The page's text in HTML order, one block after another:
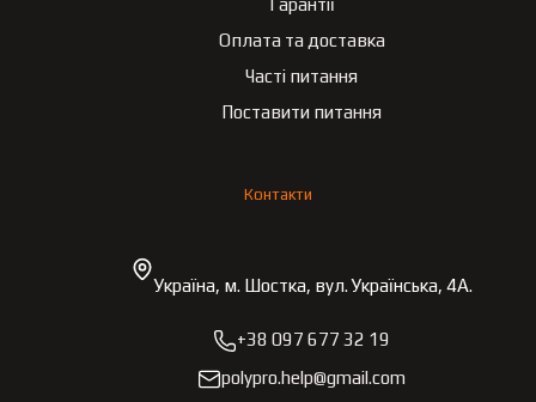
Оплата та доставка
Часті питання
Поставити питання
Контакти
Україна, м. Шостка, вул. Українська, 4А.
+38 097 677 32 19
polypro.help@gmail.com